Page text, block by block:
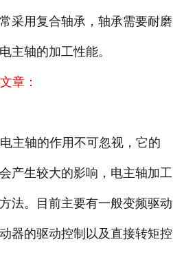
采用复合轴承，轴承需要耐磨
主轴的加工性能。
章：
主轴的作用不可忽视，它的
产生较大的影响，电主轴加工
法。目前主要有一般变频驱动
器的驱动控制以及直接转矩控